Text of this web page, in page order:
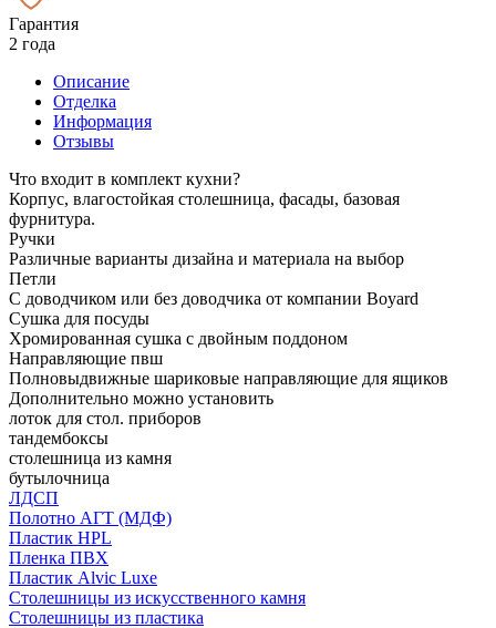
Гарантия
2 года
Описание
Отделка
Информация
Отзывы
Что входит в комплект кухни?
Корпус, влагостойкая столешница, фасады, базовая
фурнитура.
Ручки
Различные варианты дизайна и материала на выбор
Петли
С доводчиком или без доводчика от компании Boyard
Сушка для посуды
Хромированная сушка с двойным поддоном
Направляющие пвш
Полновыдвижные шариковые направляющие для ящиков
Дополнительно можно установить
лоток для стол. приборов
тандембоксы
столешница из камня
бутылочница
ЛДСП
Полотно АГТ (МДФ)
Пластик HPL
Пленка ПВХ
Пластик Alvic Luxe
Столешницы из искусственного камня
Столешницы из пластика